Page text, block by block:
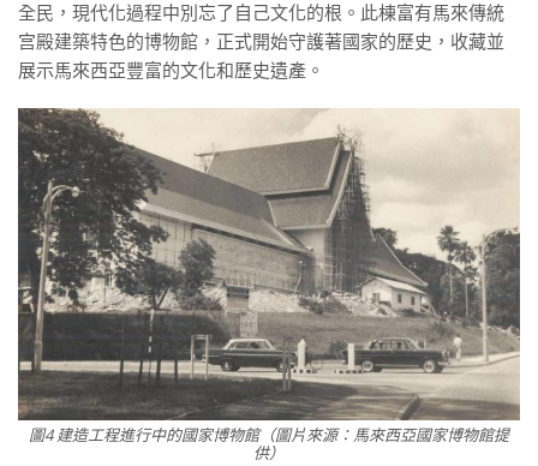
全民，現代化過程中別忘了自己文化的根。此棟富有馬來傳統
宫殿建築特色的博物館，正式開始守護著國家的歷史，收藏並
展示馬來西亞豐富的文化和歷史遺產。
圖4 建造工程進行中的國家博物館（圖片來源：馬來西亞國家博物館提
供）